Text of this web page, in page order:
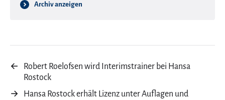
Archiv anzeigen
←
Robert Roelofsen wird Interimstrainer bei Hansa
Rostock
→
Hansa Rostock erhält Lizenz unter Auflagen und